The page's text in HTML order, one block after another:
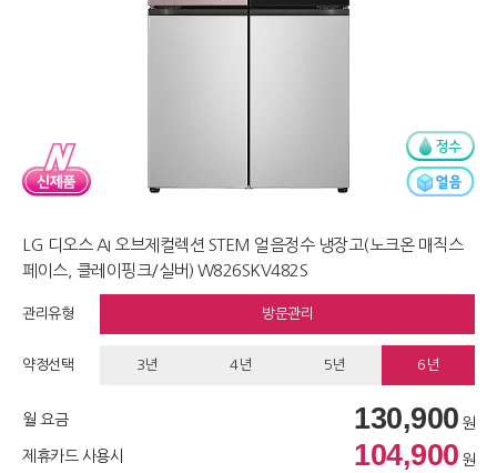
LG 디오스 AI 오브제컬렉션 STEM 얼음정수 냉장고(노크온 매직스
페이스, 클레이핑크/실버) W826SKV482S
관리유형 방문관리
약정선택 3년 4년 5년 6년
월 요금 130,900 원
제휴카드 사용시 104,900 원